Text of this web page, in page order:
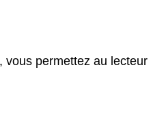
vous permettez au lecteur